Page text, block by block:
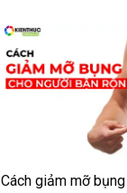
Cách giảm mỡ